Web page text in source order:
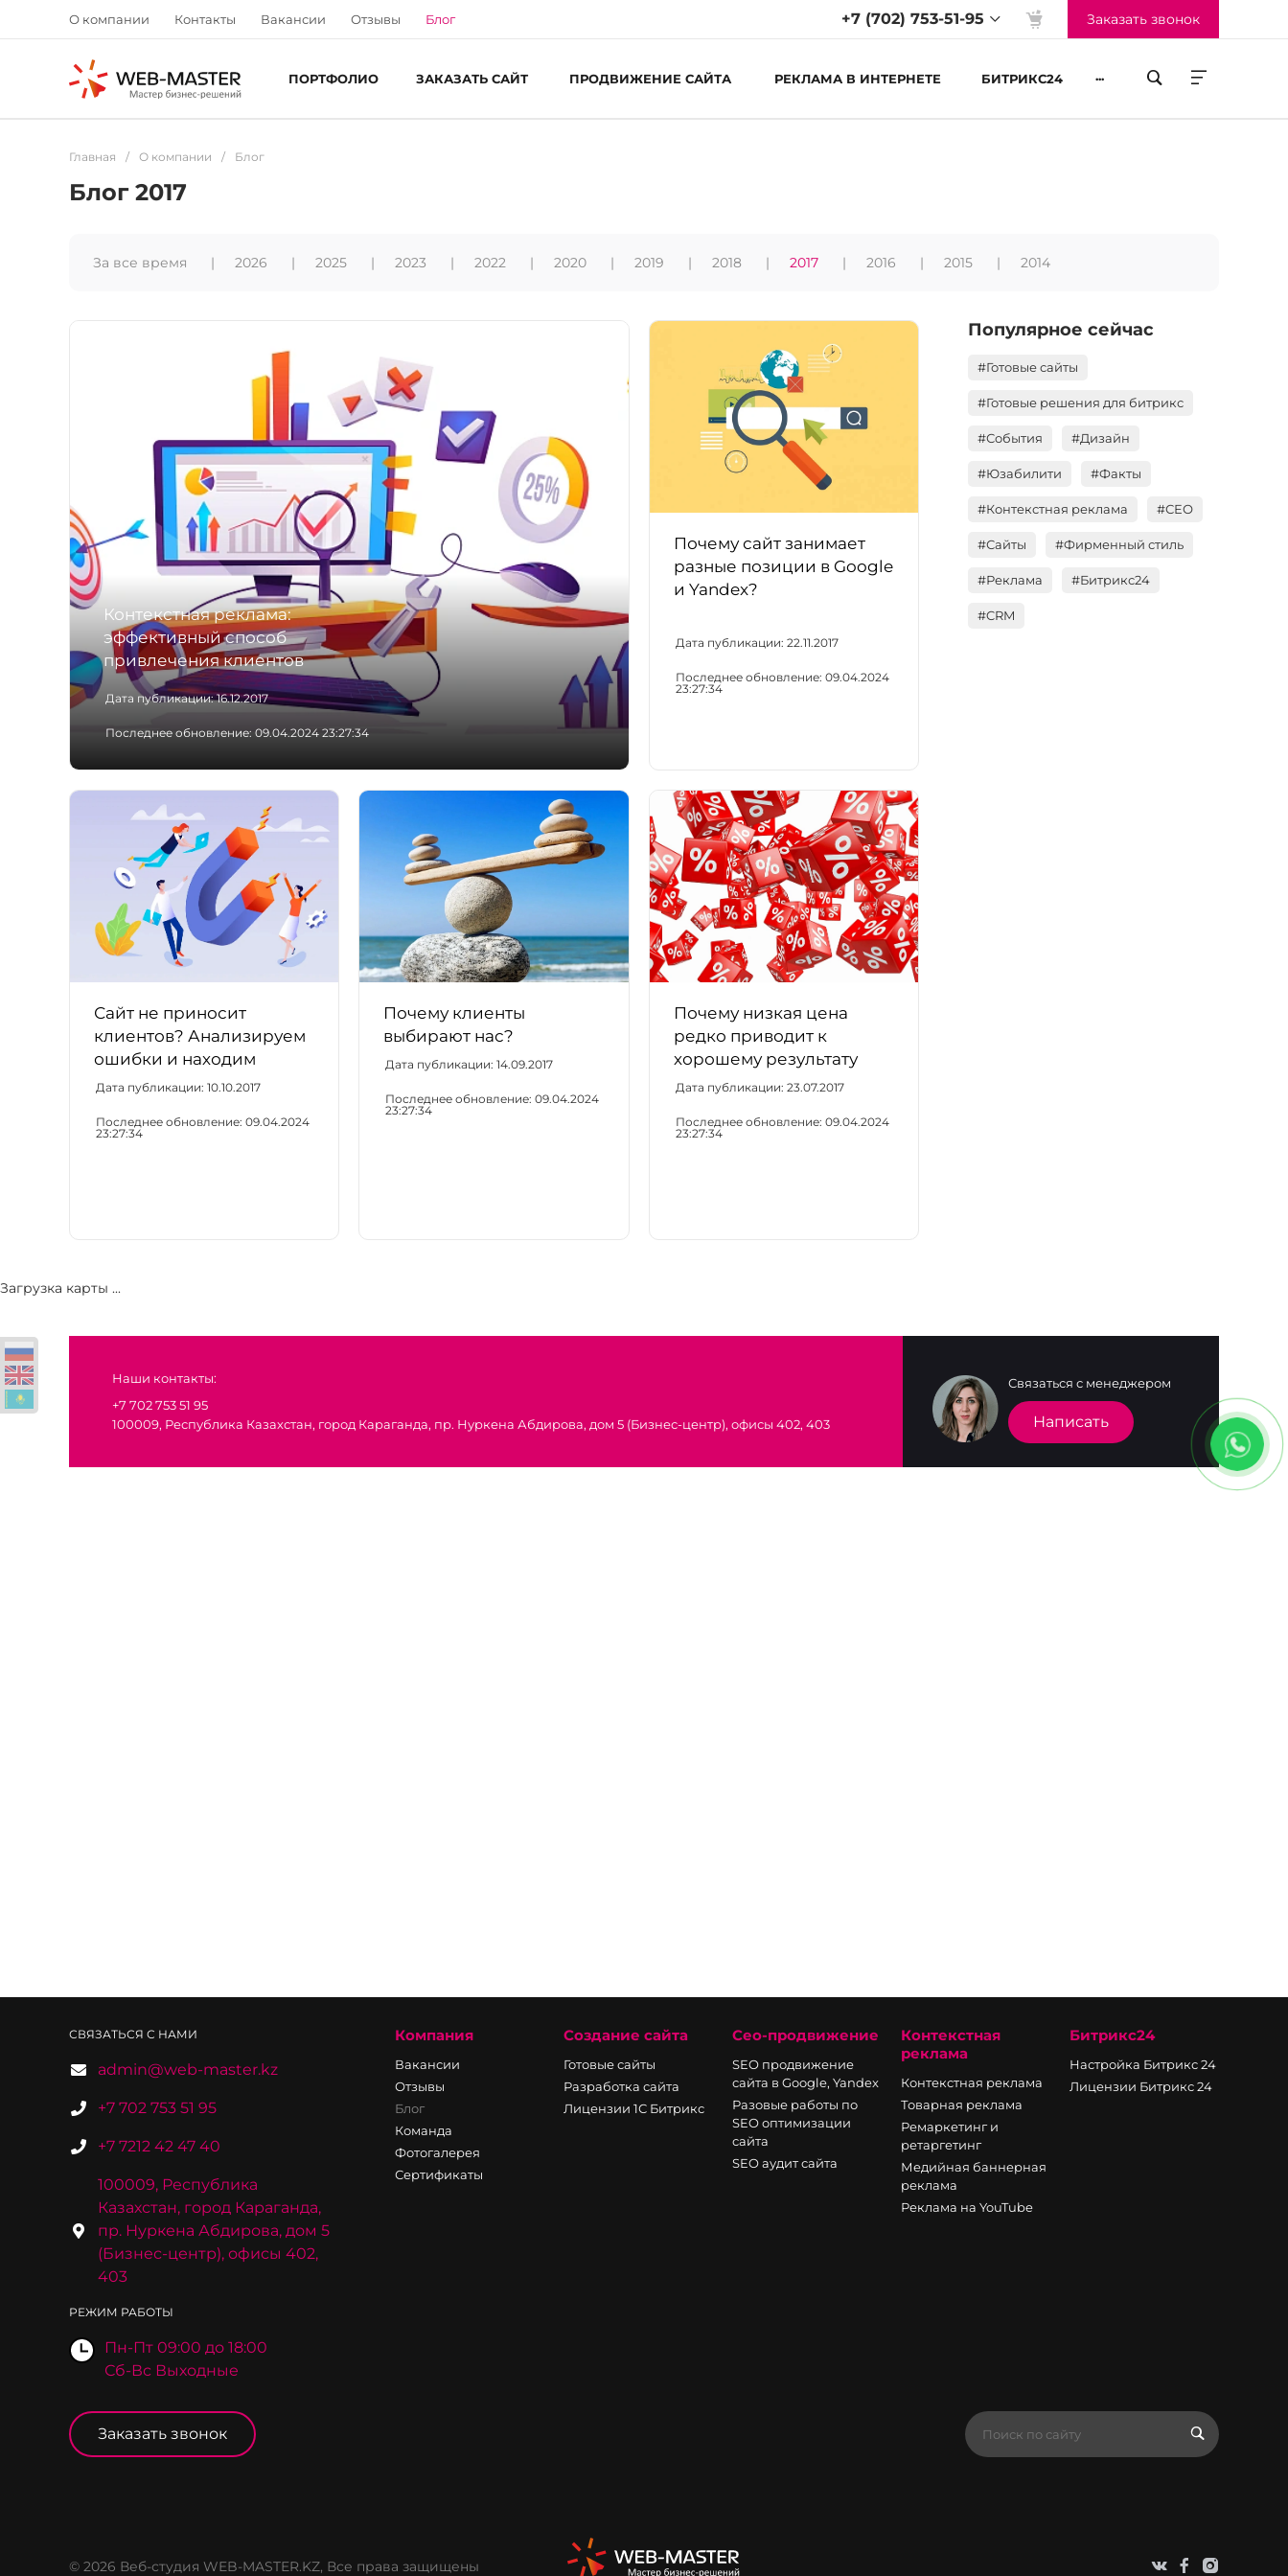
О компании Контакты Вакансии Отзывы Блог +7 (702) 753-51-95 Заказать звонок
ПОРТФОЛИО ЗАКАЗАТЬ САЙТ ПРОДВИЖЕНИЕ САЙТА РЕКЛАМА В ИНТЕРНЕТЕ БИТРИКС24 ...
Главная / О компании / Блог
Блог 2017
За все время 2026 2025 2023 2022 2020 2019 2018 2017 2016 2015 2014
Контекстная реклама:
эффективный способ
привлечения клиентов
Дата публикации:16.12.2017
Последнее обновление: 09.04.2024 23:27:34
Почему сайт занимает
разные позиции в Google
и Yandex?
Дата публикации: 22.11.2017
Последнее обновление: 09.04.2024
23:27:34
Сайт не приносит
клиентов? Анализируем
ошибки и находим
решение
Дата публикации: 10.10.2017
Последнее обновление: 09.04.2024
23:27:34
Почему клиенты
выбирают нас?
Дата публикации:14.09.2017
Последнее обновление:09.04.2024
23:27:34
Почему низкая цена
редко приводит к
хорошему результату
Дата публикации: 23.07.2017
Последнее обновление: 09.04.2024
23:27:34
Популярное сейчас
#Готовые сайты
#Готовые решения для битрикс
#События #Дизайн
#Юзабилити #Факты
#Контекстная реклама #СЕО
#Сайты #Фирменный стиль
#Реклама #Битрикс24
#CRM
Наши контакты:
+7 702 753 51 95
100009, Республика Казахстан, город Караганда, пр. Нуркена Абдирова, дом 5 (Бизнес-центр), офисы 402, 403
Связаться с менеджером
Написать
Загрузка карты ...
СВЯЗАТЬСЯ С НАМИ
admin@web-master.kz
+7 702 753 51 95
+7 7212 42 47 40
100009, Республика
Казахстан, город Караганда,
пр. Нуркена Абдирова, дом 5
(Бизнес-центр), офисы 402,
403
РЕЖИМ РАБОТЫ
Пн-Пт 09:00 до 18:00
Сб-Вс Выходные
Компания
Вакансии
Отзывы
Блог
Команда
Фотогалерея
Сертификаты
Создание сайта
Готовые сайты
Разработка сайта
Лицензии 1С Битрикс
Сео-продвижение
SEO продвижение
сайта в Google, Yandex
Разовые работы по
SEO оптимизации
сайта
SEO аудит сайта
Контекстная
реклама
Контекстная реклама
Товарная реклама
Ремаркетинг и
ретаргетинг
Медийная баннерная
реклама
Реклама на YouTube
Битрикс24
Настройка Битрикс 24
Лицензии Битрикс 24
Заказать звонок
© 2026 Веб-студия WEB-MASTER.KZ, Все права защищены